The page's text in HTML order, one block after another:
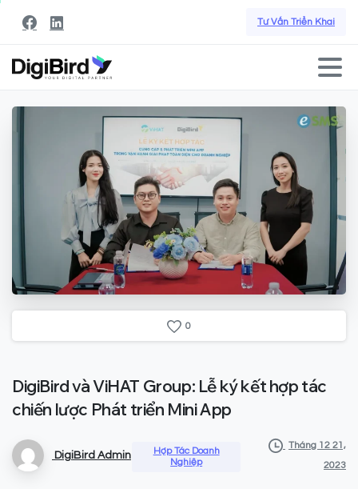
Tư Vấn Triển Khai
0
DigiBirdvàViHAT Group: Lễkýkếthợptác
chiến lược Phát triển MiniApp
DigiBird Admin
Hợp Tác Doanh
Nghiệp
Tháng 12 21,
2023